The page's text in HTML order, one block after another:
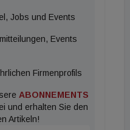
Nationalbank mahnt
gewappnet zu
Milliarden für
Jobs und Events
Events
Firmenprofils
ABONNEMENTS
und erhalten Sie den
Artikeln!